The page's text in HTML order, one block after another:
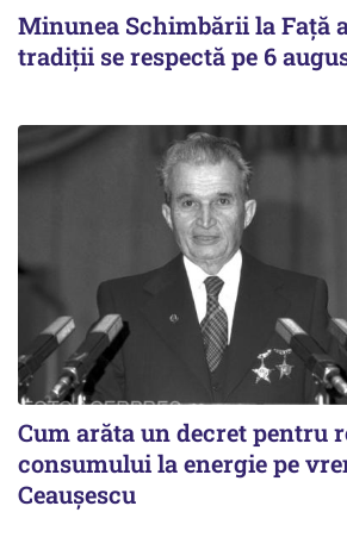
Minunea Schimbării la Față
tradiții se respectă pe 6
Cum arăta un decret pentru
consumului la energie pe
Ceaușescu